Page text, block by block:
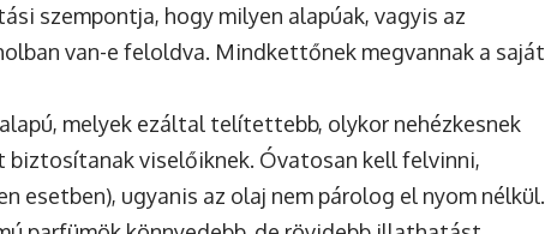
szempontja, hogy milyen alapúak, vagyis az
van-e feloldva. Mindkettőnek megvannak a saját
melyek ezáltal telítettebb, olykor nehézkesnek
viselőiknek. Óvatosan kell felvinni,
esetben), ugyanis az olaj nem párolog el nyom nélkül.